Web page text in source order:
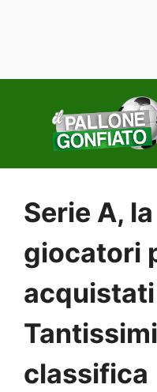
contenuto
Serie A,
giocatori
acquistati
classifica